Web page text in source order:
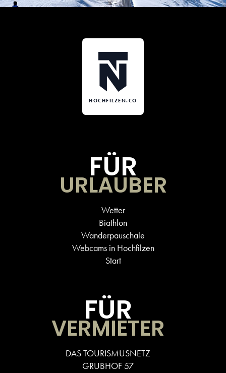
HOCHFILZEN.CO
FÜR
URLAUBER
Wetter
Biathlon
Wanderpauschale
Webcams in Hochfilzen
Start
FÜR
VERMIETER
DAS TOURISMUSNETZ
GRUBHOF 57